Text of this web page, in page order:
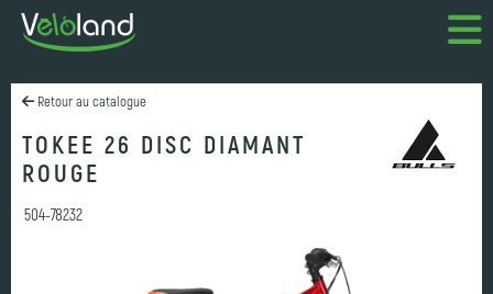
Retour au catalogue
TOKEE 26 DISC DIAMANT
ROUGE
504-78232